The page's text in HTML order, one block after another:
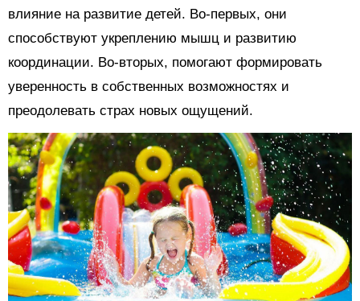
влияние на развитие детей. Во-первых, они
способствуют укреплению мышц и развитию
координации. Во-вторых, помогают формировать
уверенность в собственных возможностях и
преодолевать страх новых ощущений.